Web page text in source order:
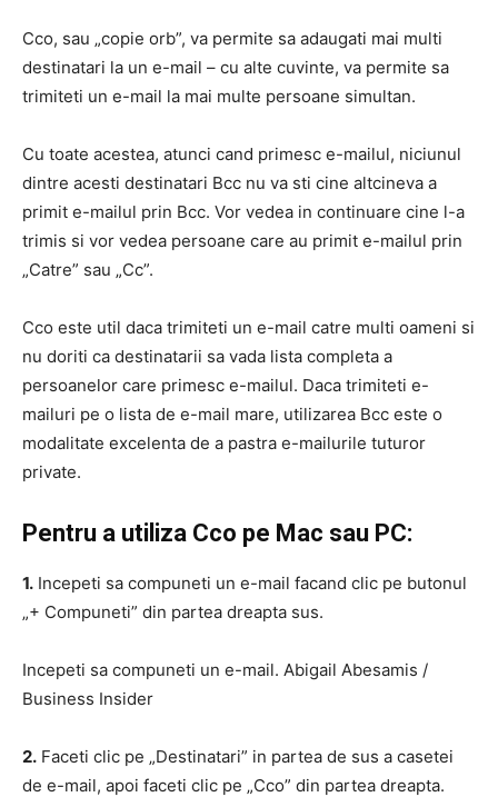
Cco, sau „copie orb”, va permite sa adaugati mai multi
destinatari la un e-mail – cu alte cuvinte, va permite sa
trimiteti un e-mail la mai multe persoane simultan.
Cu toate acestea, atunci cand primesc e-mailul, niciunul
dintre acesti destinatari Bcc nu va sti cine altcineva a
primit e-mailul prin Bcc. Vor vedea in continuare cine l-a
trimis si vor vedea persoane care au primit e-mailul prin
„Catre” sau „Cc”.
Cco este util daca trimiteti un e-mail catre multi oameni si
nu doriti ca destinatarii sa vada lista completa a
persoanelor care primesc e-mailul. Daca trimiteti e-
mailuri pe o lista de e-mail mare, utilizarea Bcc este o
modalitate excelenta de a pastra e-mailurile tuturor
private.
Pentru a utiliza Cco pe Mac sau PC:
1. Incepeti sa compuneti un e-mail facand clic pe butonul
„+ Compuneti” din partea dreapta sus.
Incepeti sa compuneti un e-mail. Abigail Abesamis /
Business Insider
2. Faceti clic pe „Destinatari” in partea de sus a casetei
de e-mail, apoi faceti clic pe „Cco” din partea dreapta.